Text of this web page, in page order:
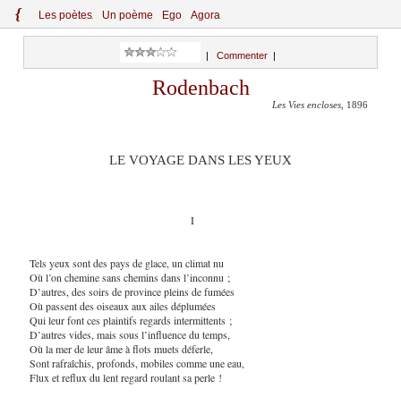
{ Les poètes Un poème Ego Agora
Commenter
Rodenbach
Les Vies encloses , 1896
LE VOYAGE DANS LES YEUX
I
Tels yeux sont des pays de glace, un climat nu
Où l’on chemine sans chemins dans l’inconnu ;
D’autres, des soirs de province pleins de fumées
Où passent des oiseaux aux ailes déplumées
Qui leur font ces plaintifs regards intermittents ;
D’autres vides, mais sous l’influence du temps,
Où la mer de leur âme à flots muets déferle,
Sont rafraîchis, profonds, mobiles comme une eau,
Flux et reflux du lent regard roulant sa perle !